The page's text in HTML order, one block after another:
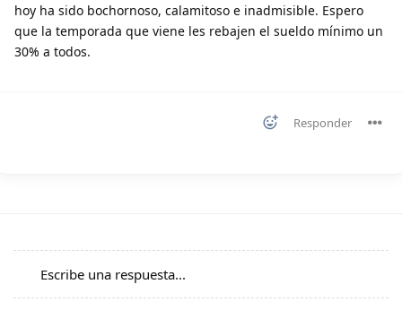
hoy ha sido bochornoso, calamitoso e inadmisible. Espero
que la temporada que viene les rebajen el sueldo mínimo un
30% a todos.
Responder
Escribe una respuesta...